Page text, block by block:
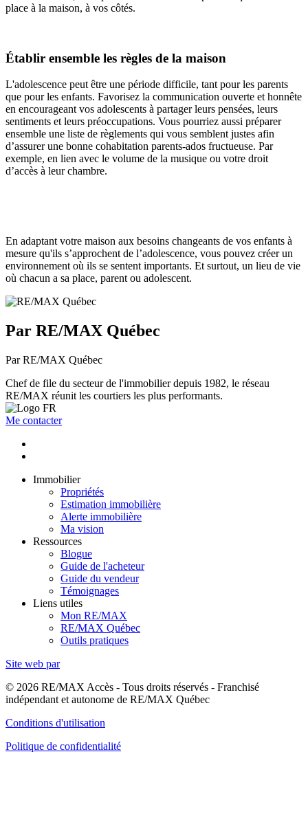
place à la maison, à vos côtés.
Établir ensemble les règles de la maison
L'adolescence peut être une période difficile, tant pour les parents
que pour les enfants. Favorisez la communication ouverte et honnête
en encourageant vos adolescents à partager leurs pensées, leurs
sentiments et leurs préoccupations. Vous pourriez aussi préparer
ensemble une liste de règlements qui vous semblent justes afin
d’assurer une bonne cohabitation parents-ados fructueuse. Par
exemple, en lien avec le volume de la musique ou votre droit
d’accès à leur chambre.
En adaptant votre maison aux besoins changeants de vos enfants à
mesure qu'ils s’approchent de l’adolescence, vous pouvez créer un
environnement où ils se sentent importants. Et surtout, un lieu de vie
où chacun a sa place, parent ou adolescent.
Par RE/MAX Québec
Par RE/MAX Québec
Chef de file du secteur de l'immobilier depuis 1982, le réseau
RE/MAX réunit les courtiers les plus performants.
Me contacter
Immobilier
Propriétés
Estimation immobilière
Alerte immobilière
Ma vision
Ressources
Blogue
Guide de l'acheteur
Guide du vendeur
Témoignages
Liens utiles
Mon RE/MAX
RE/MAX Québec
Outils pratiques
Site web par
© 2026 RE/MAX Accès - Tous droits réservés - Franchisé
indépendant et autonome de RE/MAX Québec
Conditions d'utilisation
Politique de confidentialité